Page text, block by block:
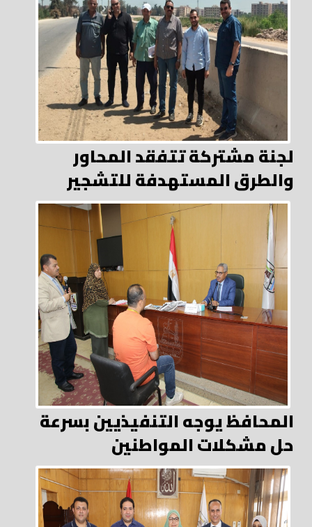
لجنة مشتركة تتفقد المحاور
والطرق المستهدفة للتشجير
المحافظ يوجه التنفيذيين بسرعة
حل مشكلات المواطنين